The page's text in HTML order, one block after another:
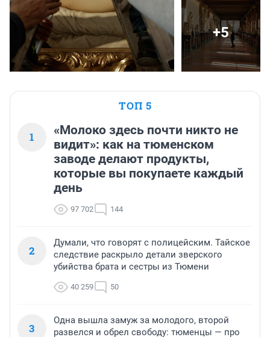
+5
ТОП 5
1
«Молоко здесь почти никто не
видит»: как на тюменском
заводе делают продукты,
которые вы покупаете каждый
день
97 702 144
2
Думали, что говорят с полицейским. Тайское
следствие раскрыло детали зверского
убийства брата и сестры из Тюмени
40 259 50
3
Одна вышла замуж за молодого, второй
развелся и обрел свободу: тюменцы — про